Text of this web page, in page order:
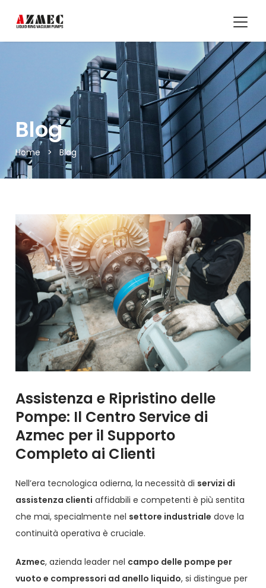
Blog
Home >Blog
Assistenza e Ripristino delle
Pompe: Il Centro Service di
Azmec per il Supporto
Completo ai Clienti
Nell’era tecnologica odierna, la necessità di servizi di
assistenza clienti affidabili e competenti è più sentita
che mai, specialmente nel settore industriale dove la
continuità operativa è cruciale.
Azmec, azienda leader nel campo delle pompe per
vuoto e compressori ad anello liquido, si distingue per